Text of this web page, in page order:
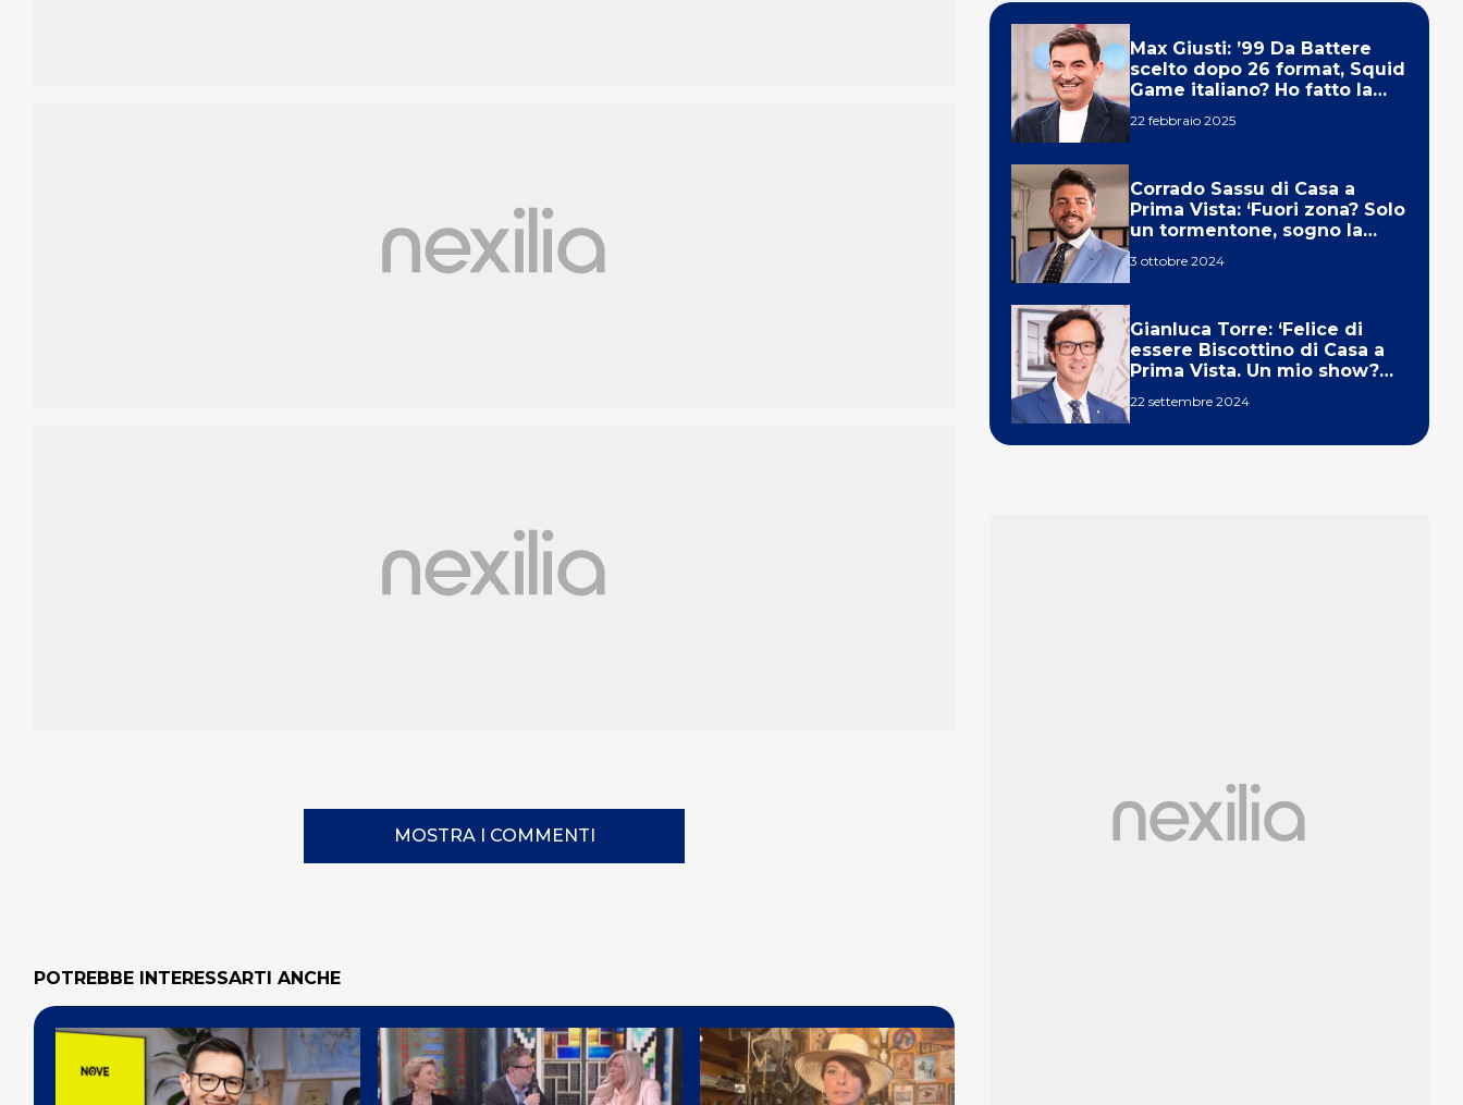
MOSTRA I COMMENTI
POTREBBE INTERESSARTI ANCHE
Max Giusti: ’99 Da Battere
scelto dopo 26 format, Squid
Game italiano? Ho fatto la
22 febbraio 2025
Corrado Sassu di Casa a
Prima Vista: ‘Fuori zona? Solo
un tormentone, sogno la
3 ottobre 2024
Gianluca Torre: ‘Felice di
essere Biscottino di Casa a
Prima Vista. Un mio show?
22 settembre 2024